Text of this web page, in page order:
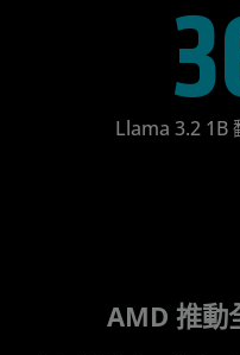
Llama 3.2 1B
AMD 推動